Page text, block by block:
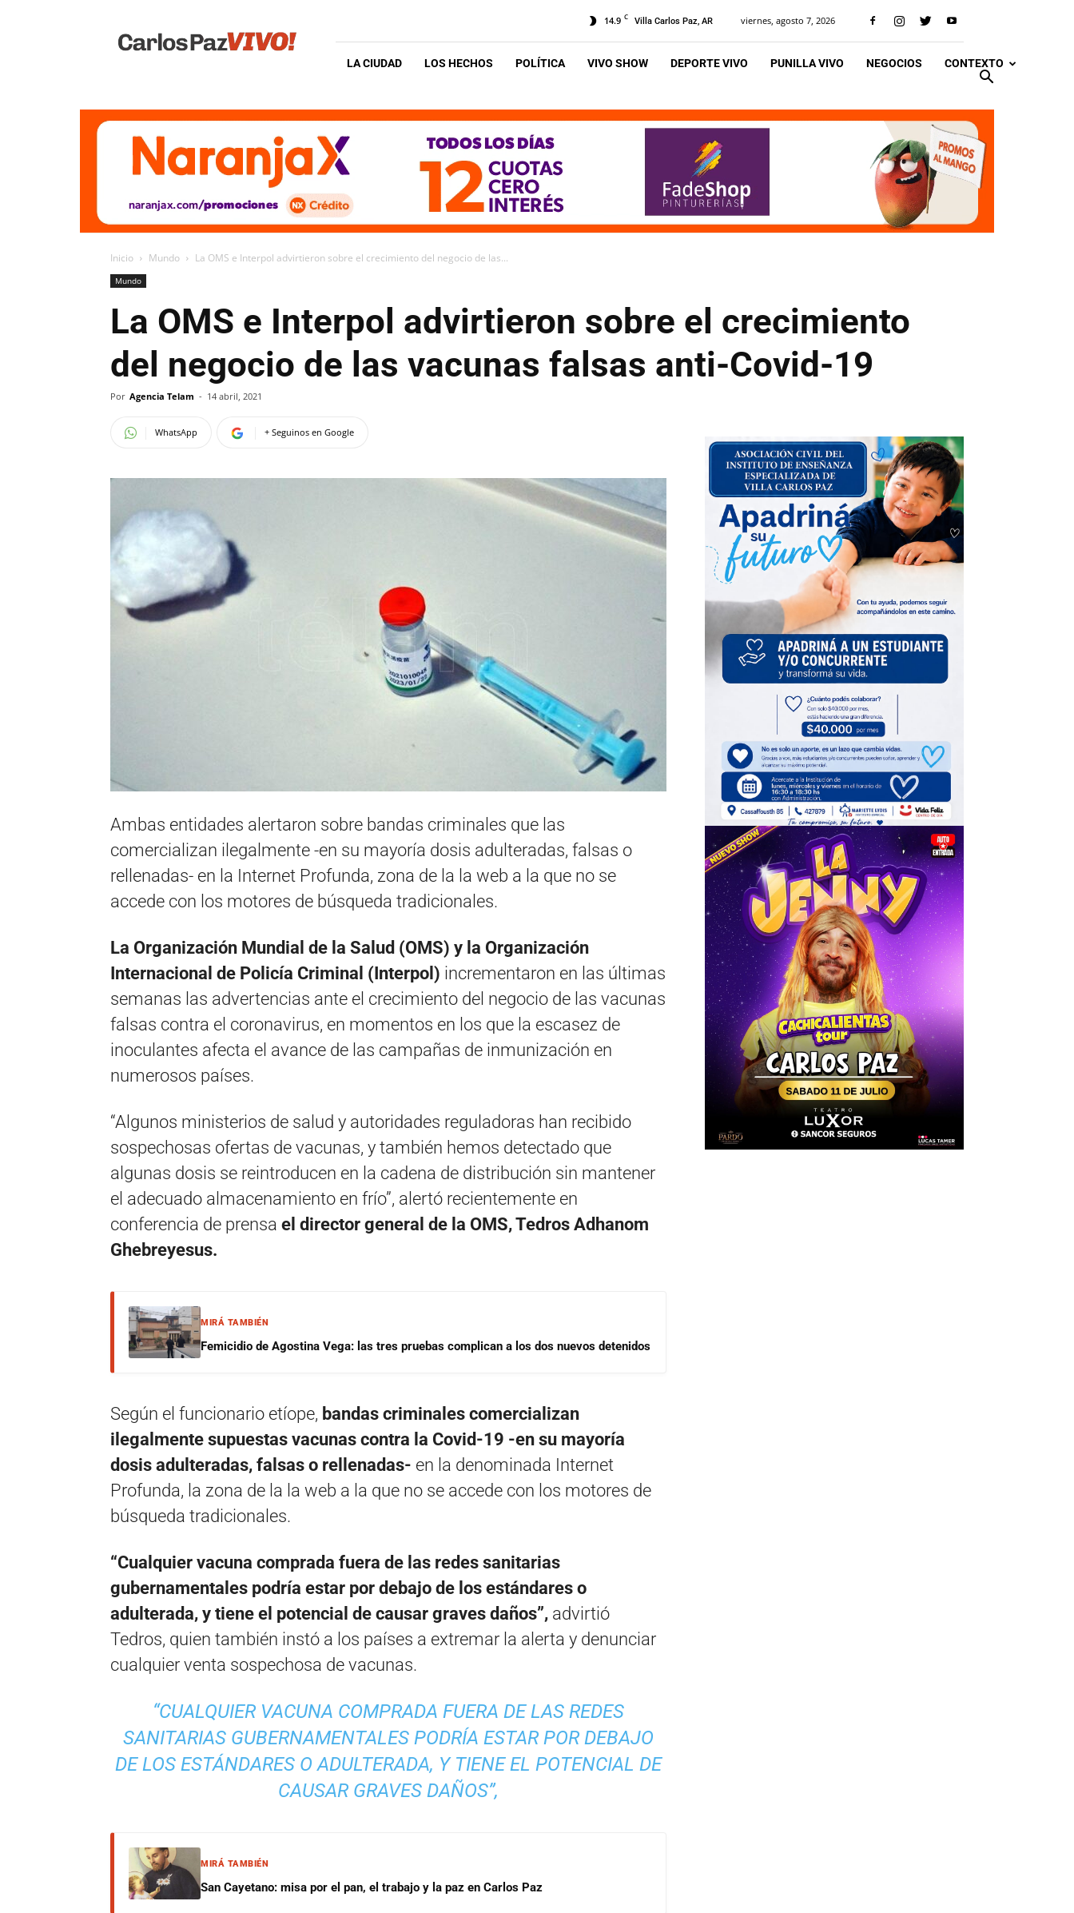
Vivo
14.9 C Villa Carlos Paz, AR viernes, agosto 7, 2026
LA CIUDAD LOS HECHOS POLÍTICA VIVO SHOW DEPORTE VIVO PUNILLA VIVO NEGOCIOS CONTEXTO
Inicio Mundo La OMS e Interpol advirtieron sobre el crecimiento del negocio de las...
Mundo
La OMS e Interpol advirtieron sobre el crecimiento
del negocio de las vacunas falsas anti-Covid-19
Por Agencia Telam - 14 abril, 2021
WhatsApp + Seguinos en Google
Ambas entidades alertaron sobre bandas criminales que las
comercializan ilegalmente -en su mayoría dosis adulteradas, falsas o
rellenadas- en la Internet Profunda, zona de la la web a la que no se
accede con los motores de búsqueda tradicionales.
La Organización Mundial de la Salud (OMS) y la Organización
Internacional de Policía Criminal (Interpol) incrementaron en las últimas
semanas las advertencias ante el crecimiento del negocio de las vacunas
falsas contra el coronavirus, en momentos en los que la escasez de
inoculantes afecta el avance de las campañas de inmunización en
numerosos países.
“Algunos ministerios de salud y autoridades reguladoras han recibido
sospechosas ofertas de vacunas, y también hemos detectado que
algunas dosis se reintroducen en la cadena de distribución sin mantener
el adecuado almacenamiento en frío”, alertó recientemente en
conferencia de prensa el director general de la OMS, Tedros Adhanom
Ghebreyesus.
MIRÁ TAMBIÉN
Femicidio de Agostina Vega: las tres pruebas complican a los dos nuevos detenidos
Según el funcionario etíope, bandas criminales comercializan
ilegalmente supuestas vacunas contra la Covid-19 -en su mayoría
dosis adulteradas, falsas o rellenadas- en la denominada Internet
Profunda, la zona de la la web a la que no se accede con los motores de
búsqueda tradicionales.
“Cualquier vacuna comprada fuera de las redes sanitarias
gubernamentales podría estar por debajo de los estándares o
adulterada, y tiene el potencial de causar graves daños”, advirtió
Tedros, quien también instó a los países a extremar la alerta y denunciar
cualquier venta sospechosa de vacunas.
“CUALQUIER VACUNA COMPRADA FUERA DE LAS REDES
SANITARIAS GUBERNAMENTALES PODRÍA ESTAR POR DEBAJO
DE LOS ESTÁNDARES O ADULTERADA, Y TIENE EL POTENCIAL DE
CAUSAR GRAVES DAÑOS”,
MIRÁ TAMBIÉN
San Cayetano: misa por el pan, el trabajo y la paz en Carlos Paz